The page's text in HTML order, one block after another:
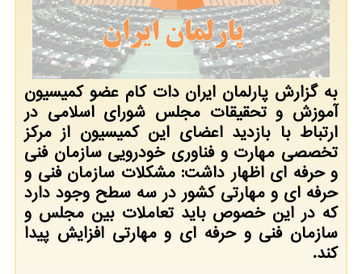
به گزارش پارلمان ایران دات کام عضو کمیسیون
آموزش و تحقیقات مجلس شورای اسلامی در
ارتباط با بازدید اعضای این کمیسیون از مرکز
تخصصی مهارت و فناوری خودرویی سازمان فنی
و حرفه ای اظهار داشت: مشکلات سازمان فنی و
حرفه ای و مهارتی کشور در سه سطح وجود دارد
که در این خصوص باید تعاملات بین مجلس و
سازمان فنی و حرفه ای و مهارتی افزایش پیدا
کند.